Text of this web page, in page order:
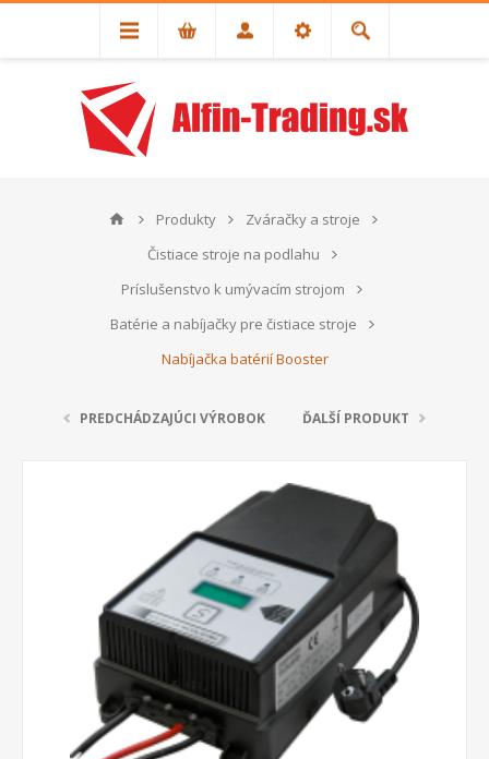
Produkty
Zváračky a stroje
Čistiace stroje na podlahu
Príslušenstvo k umývacím strojom
Batérie a nabíjačky pre čistiace stroje
Nabíjačka batérií Booster
PREDCHÁDZAJÚCI VÝROBOK ĎALŠÍ PRODUKT